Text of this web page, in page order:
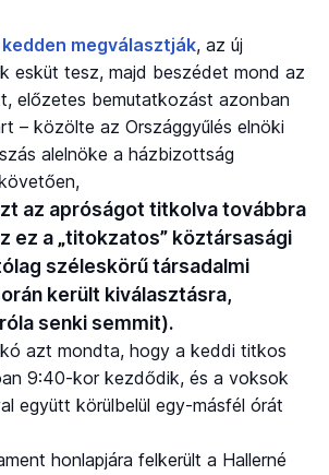
megválasztják, az új
esküt tesz, majd beszédet mond az
előzetes bemutatkozást azonban
– közölte az Országgyűlés elnöki
alelnöke a házbizottság
az apróságot titkolva továbbra
ez a „titokzatos” köztársasági
széleskörű társadalmi
került kiválasztásra,
senki semmit).
azt mondta, hogy a keddi titkos
9:40-kor kezdődik, és a voksok
együtt körülbelül egy-másfél órát
honlapjára felkerült a Hallerné